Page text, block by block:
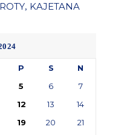
, KAJETANA
P S
N
5 6
7
12 13
14
19 20
21